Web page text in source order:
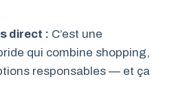
direct : C’est une
qui combine shopping,
responsables — et ça